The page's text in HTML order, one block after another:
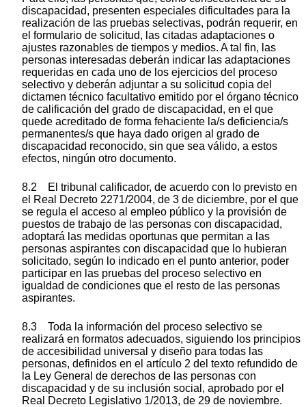
discapacidad, presenten especiales dificultades para la
realización de las pruebas selectivas, podrán requerir, en
el formulario de solicitud, las citadas adaptaciones o
ajustes razonables de tiempos y medios. A tal fin, las
personas interesadas deberán indicar las adaptaciones
requeridas en cada uno de los ejercicios del proceso
selectivo y deberán adjuntar a su solicitud copia del
dictamen técnico facultativo emitido por el órgano técnico
de calificación del grado de discapacidad, en el que
quede acreditado de forma fehaciente la/s deficiencia/s
permanentes/s que haya dado origen al grado de
discapacidad reconocido, sin que sea válido, a estos
efectos, ningún otro documento.
8.2 El tribunal calificador, de acuerdo con lo previsto en
el Real Decreto 2271/2004, de 3 de diciembre, por el que
se regula el acceso al empleo público y la provisión de
puestos de trabajo de las personas con discapacidad,
adoptará las medidas oportunas que permitan a las
personas aspirantes con discapacidad que lo hubieran
solicitado, según lo indicado en el punto anterior, poder
participar en las pruebas del proceso selectivo en
igualdad de condiciones que el resto de las personas
aspirantes.
8.3 Toda la información del proceso selectivo se
realizará en formatos adecuados, siguiendo los principios
de accesibilidad universal y diseño para todas las
personas, definidos en el artículo 2 del texto refundido de
la Ley General de derechos de las personas con
discapacidad y de su inclusión social, aprobado por el
Real Decreto Legislativo 1/2013, de 29 de noviembre.